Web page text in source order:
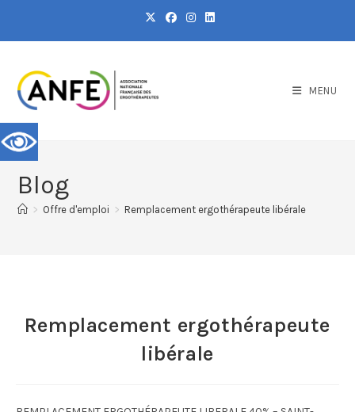
MENU
Blog
> Offre d'emploi > Remplacement ergothérapeute libérale
Remplacement ergothérapeute
libérale